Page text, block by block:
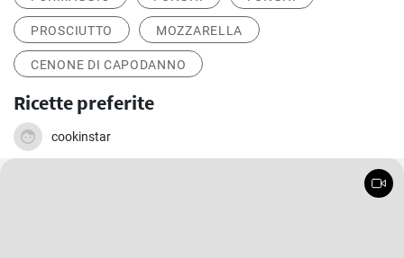
PROSCIUTTO MOZZARELLA
CENONE DI CAPODANNO
Ricette preferite
cookinstar